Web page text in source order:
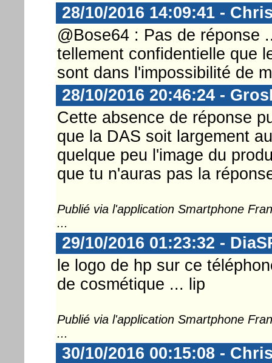
28/10/2016 14:09:41 -
@Bose64 : Pas de réponse
tellement confidentielle que
sont dans l'impossibilité de
28/10/2016 20:46:24 -
Cette absence de réponse
que la DAS soit largement
quelque peu l'image du
que tu n'auras pas la
Publié via l'application Smartphone
...
29/10/2016 01:23:32 -
le logo de hp sur ce
de cosmétique ... lip
Publié via l'application Smartphone
...
30/10/2016 00:15:08 -